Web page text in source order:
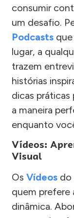
consumir
um desafio.
Podcasts
lugar, a
trazem
histórias
dicas práticas
a maneira
enquanto
Vídeos:
Visual
Os Vídeos do
quem prefere
dinâmica.